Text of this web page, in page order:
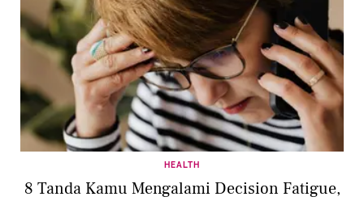
HEALTH
8 Tanda Kamu Mengalami Decision Fatigue,